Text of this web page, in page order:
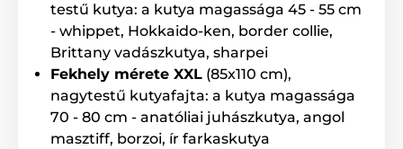
testű kutya: a kutya magassága 45 - 55 cm
- whippet, Hokkaido-ken, border collie,
Brittany vadászkutya, sharpei
Fekhely mérete XXL (85x110 cm),
nagytestű kutyafajta: a kutya magassága
70 - 80 cm - anatóliai juhászkutya, angol
masztiff, borzoi, ír farkaskutya